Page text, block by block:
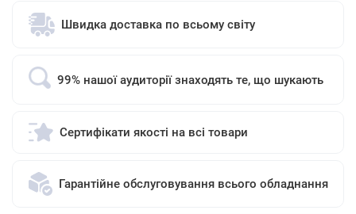
Швидка доставка по всьому світу
99% нашої аудиторії знаходять те, що шукають
Сертифікати якості на всі товари
Гарантійне обслуговування всього обладнання